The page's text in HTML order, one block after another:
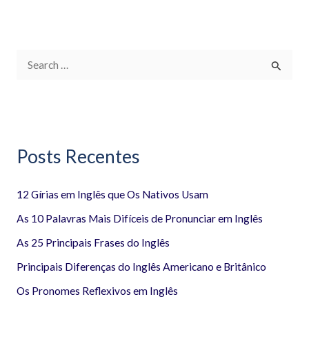
u
s
a
r
p
Posts Recentes
12 Gírias em Inglês que Os Nativos Usam
As 10 Palavras Mais Difíceis de Pronunciar em Inglês
As 25 Principais Frases do Inglês
Principais Diferenças do Inglês Americano e Britânico
Os Pronomes Reflexivos em Inglês